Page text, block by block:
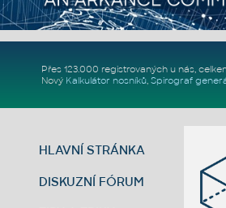
Přes 123.000 registrovaných u nás,
Nový Kalkulátor nosníků, Spirograf
HLAVNÍ STRÁNKA
DISKUZNÍ FÓRUM